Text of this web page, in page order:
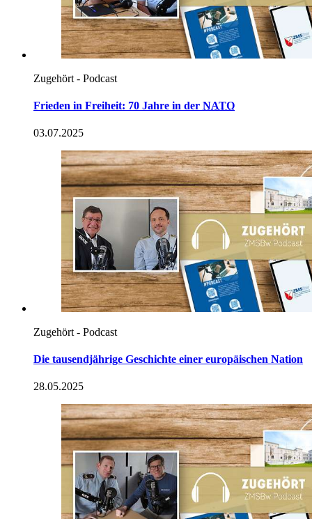
Zugehört - Podcast
Frieden in Freiheit: 70 Jahre in der NATO
03.07.2025
Zugehört - Podcast
Die tausendjährige Geschichte einer europäischen Nation
28.05.2025